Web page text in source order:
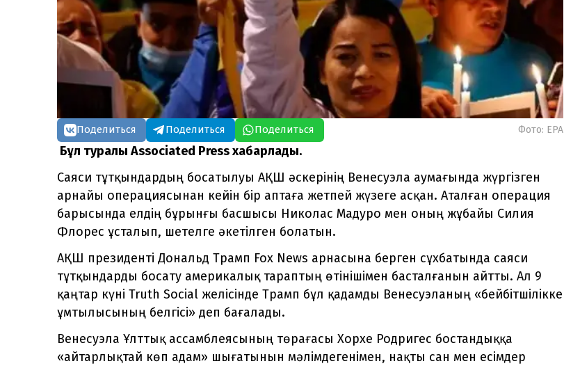
Поделиться Поделиться Поделиться Фото: ЕРА
Бұл туралы Associated Press хабарлады.
Саяси тұтқындардың босатылуы АҚШ әскерінің Венесуэла аумағында жүргізген
арнайы операциясынан кейін бір аптаға жетпей жүзеге асқан. Аталған операция
барысында елдің бұрынғы басшысы Николас Мадуро мен оның жұбайы Силия
Флорес ұсталып, шетелге әкетілген болатын.
АҚШ президенті Дональд Трамп Fox News арнасына берген сұхбатында саяси
тұтқындарды босату америкалық тараптың өтінішімен басталғанын айтты. Ал 9
қаңтар күні Truth Social желісінде Трамп бұл қадамды Венесуэланың «бейбітшілікке
ұмтылысының белгісі» деп бағалады.
Венесуэла Ұлттық ассамблеясының төрағасы Хорхе Родригес бостандыққа
«айтарлықтай көп адам» шығатынын мәлімдегенімен, нақты сан мен есімдер